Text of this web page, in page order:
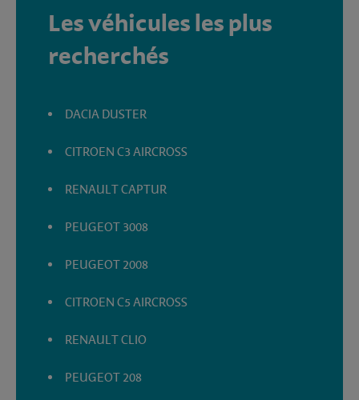
Les véhicules les plus
recherchés
DACIA DUSTER
CITROEN C3 AIRCROSS
RENAULT CAPTUR
PEUGEOT 3008
PEUGEOT 2008
CITROEN C5 AIRCROSS
RENAULT CLIO
PEUGEOT 208